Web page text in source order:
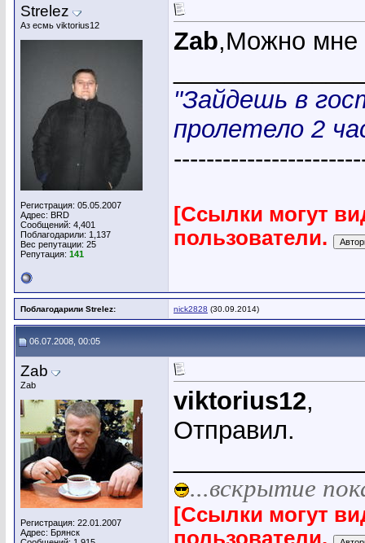
Strelez
Аз есмь viktorius12
Регистрация: 05.05.2007
Адрес: BRD
Сообщений: 4,401
Поблагодарили: 1,137
Вес репутации: 25
Репутация: 141
Zab,Можно мне
"Зайдешь в
пролетело 2
[Ссылки могут
пользователи.
Поблагодарили Strelez: nick2828 (30.09.2014)
06.07.2008, 00:05
Zab
Zab
Регистрация: 22.01.2007
Адрес: Брянск
viktorius12,
Отправил.
...вскрытие
[Ссылки могут
пользователи.